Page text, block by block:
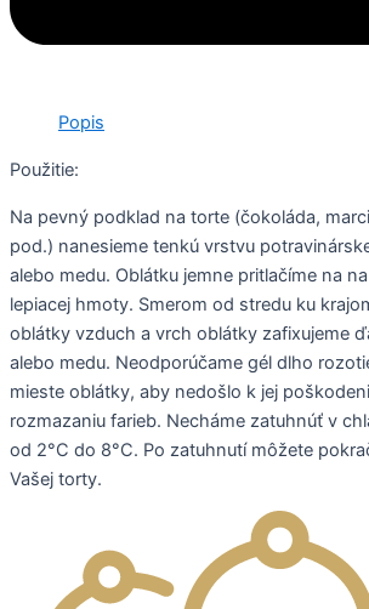
Popis
Použitie:
Na pevný podklad na torte (čokoláda,
pod.) nanesieme tenkú vrstvu
alebo medu. Oblátku jemne pritlačíme na
lepiacej hmoty. Smerom od stredu ku
oblátky vzduch a vrch oblátky zafixujeme
alebo medu. Neodporúčame gél dlho
mieste oblátky, aby nedošlo k jej
rozmazaniu farieb. Necháme zatuhnúť v
od 2°C do 8°C. Po zatuhnutí môžete
Vašej torty.